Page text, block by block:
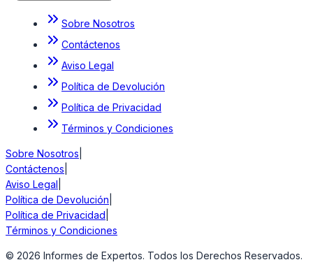
Sobre Nosotros
Contáctenos
Aviso Legal
Política de Devolución
Política de Privacidad
Términos y Condiciones
Sobre Nosotros
Contáctenos
Aviso Legal
Política de Devolución
Política de Privacidad
Términos y Condiciones
© 2026 Informes de Expertos. Todos los Derechos Reservados.